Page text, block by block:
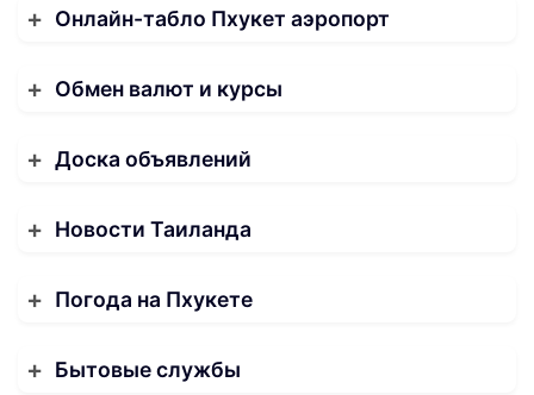
Онлайн-табло Пхукет аэропорт
Обмен валют и курсы
Доска объявлений
Новости Таиланда
Погода на Пхукете
Бытовые службы